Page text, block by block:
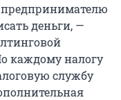
деньги, —
каждому налогу
службу